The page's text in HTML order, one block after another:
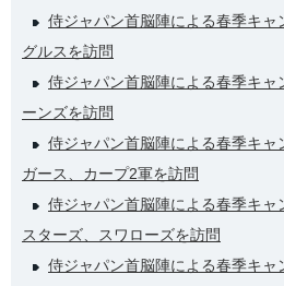
侍ジャパン首脳陣による春季キャ
グルスを訪問
侍ジャパン首脳陣による春季キャ
ーンズを訪問
侍ジャパン首脳陣による春季キャ
ガース、カープ2軍を訪問
侍ジャパン首脳陣による春季キャ
スターズ、スワローズを訪問
侍ジャパン首脳陣による春季キャ